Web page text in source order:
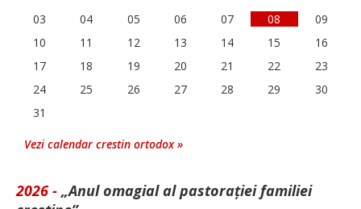
03
04 05 06 07 08
09
10
11 12 13 14 15
16
17
18 19 20 21 22
23
24
25 26 27 28 29
30
31
Vezi calendar crestin ortodox »
2026 - „Anul omagial al pastorației familiei